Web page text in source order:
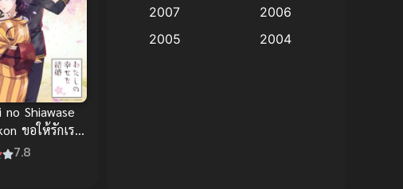
no Shiawase
ขอให้รักเรา
มสุข
7.8
Big tits (นมใหญ่)
Bitch (ผู้หญิงร่าน)
2007
2006
2005
2004